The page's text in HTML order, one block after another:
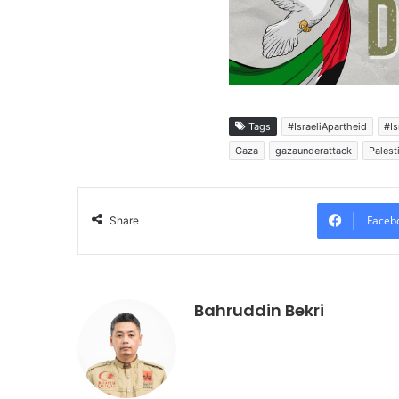
Tags #IsraeliApartheid
Gaza
gazaunderattack
Share
Bahruddin Bekri